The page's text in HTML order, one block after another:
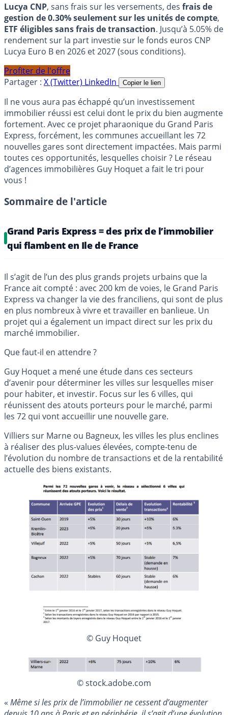
Lucya CNP, sans frais sur les versements, des frais de
gestion de 0.30% seulement sur les unités de compte,
ETF éligibles sans frais de transaction. Jusqu’à 5.05% de
rendement sur la part investie sur le fonds euros CNP
Lucya Euro B en 2026 et 2027 (sous conditions).
Profiter de l'offre
Partager : X (Twitter) LinkedIn Copier le lien
Il ne vous aura pas échappé qu’un investissement
immobilier réussi est celui dont le prix du bien augmente
fortement. Avec ce projet pharaonique du Grand Paris
Express, forcément, les communes accueillant les 72
nouvelles gares sont directement impactées. Mais parmi
toutes ces opportunités, lesquelles choisir ? Le réseau
d’agences immobilières Guy Hoquet a fait le tri pour
vous !
Sommaire de l'article
Grand Paris Express = des prix de l’immobilier
qui flambent en Ile de France
Il s’agit de l’un des plus grands projets urbains que la
France ait compté : avec 200 km de voies, le Grand Paris
Express va changer la vie des franciliens, qui sont de plus
en plus nombreux à vivre et travailler en banlieue. Un
projet qui a également un impact direct sur les prix du
marché immobilier.
Que faut-il en attendre ?
Guy Hoquet a mené une étude dans ces secteurs
d’avenir pour déterminer les villes sur lesquelles miser
pour habiter, et investir. Focus sur les 6 villes, qui
réunissent des atouts porteurs pour le marché, parmi
les 72 qui vont accueillir une nouvelle gare.
Villiers sur Marne ou Bagneux, les villes les plus enclines
à réaliser des plus-values élevées, compte-tenu de
l’évolution du nombre de transactions et de la rentabilité
actuelle des biens existants.
© Guy Hoquet
© stock.adobe.com
« Même si les prix de l’immobilier ne cessent d’augmenter